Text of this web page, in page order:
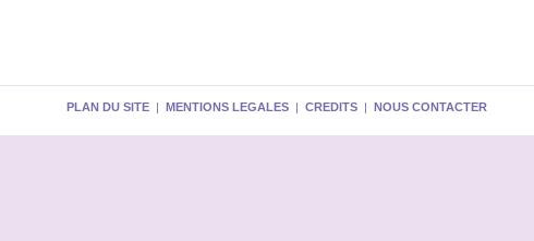
PLAN DU SITE | MENTIONS LEGALES | CREDITS | NOUS CONTACTER